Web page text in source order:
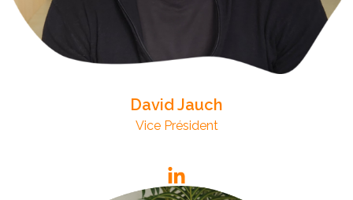
David Jauch
Vice Président